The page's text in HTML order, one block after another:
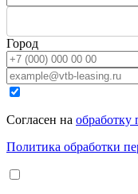
Город
Согласен на обработку
Политика обработки